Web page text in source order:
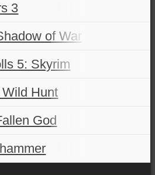
3
of War
5: Skyrim
Hunt
God